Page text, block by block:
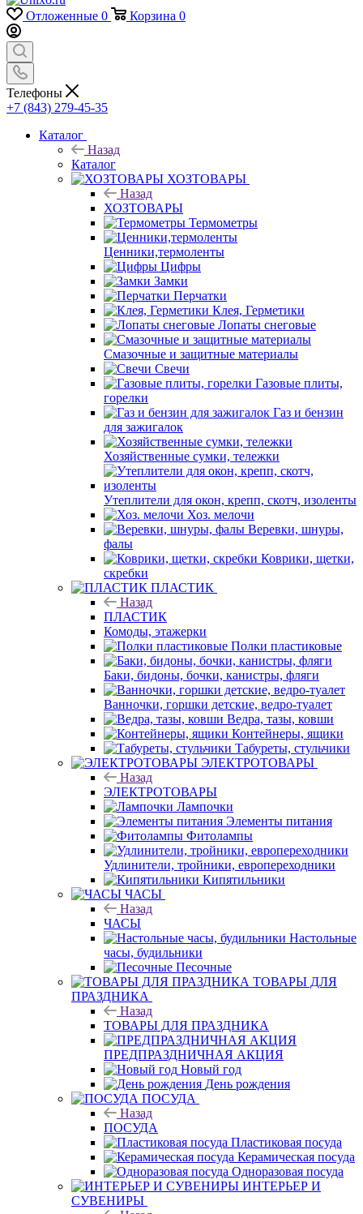
Отложенные 0 Корзина 0
Телефоны
+7 (843) 279-45-35
Каталог
Назад
Каталог
ХОЗТОВАРЫ
Назад
ХОЗТОВАРЫ
Термометры
Ценники,термоленты
Цифры
Замки
Перчатки
Клея, Герметики
Лопаты снеговые
Смазочные и защитные материалы
Свечи
Газовые плиты,
горелки
Газ и бензин
для зажигалок
Хозяйственные сумки, тележки
Утеплители для окон, крепп, скотч, изоленты
Хоз. мелочи
Веревки, шнуры,
фалы
Коврики, щетки,
скребки
ПЛАСТИК
Назад
ПЛАСТИК
Комоды, этажерки
Полки пластиковые
Баки, бидоны, бочки, канистры, фляги
Ванночки, горшки детские, ведро-туалет
Ведра, тазы, ковши
Контейнеры, ящики
Табуреты, стульчики
ЭЛЕКТРОТОВАРЫ
Назад
ЭЛЕКТРОТОВАРЫ
Лампочки
Элементы питания
Фитолампы
Удлинители, тройники, европереходники
Кипятильники
ЧАСЫ
Назад
ЧАСЫ
Настольные
часы, будильники
Песочные
ТОВАРЫ ДЛЯ
ПРАЗДНИКА
Назад
ТОВАРЫ ДЛЯ ПРАЗДНИКА
ПРЕДПРАЗДНИЧНАЯ АКЦИЯ
Новый год
День рождения
ПОСУДА
Назад
ПОСУДА
Пластиковая посуда
Керамическая посуда
Одноразовая посуда
ИНТЕРЬЕР И
СУВЕНИРЫ